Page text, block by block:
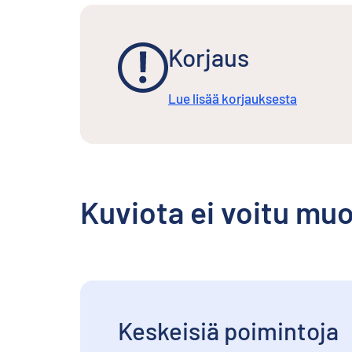
Korjaus
Lue lisää korjauksesta
Kuviota ei voitu
Keskeisiä poimintoja